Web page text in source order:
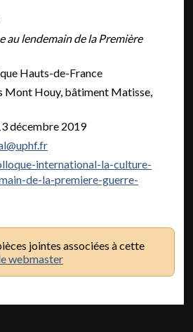
au lendemain de la Première
Hauts-de-France
Mont Houy, bâtiment Matisse,
décembre 2019
international-la-culture-
de-la-premiere-guerre-
jointes associées à cette
webmaster